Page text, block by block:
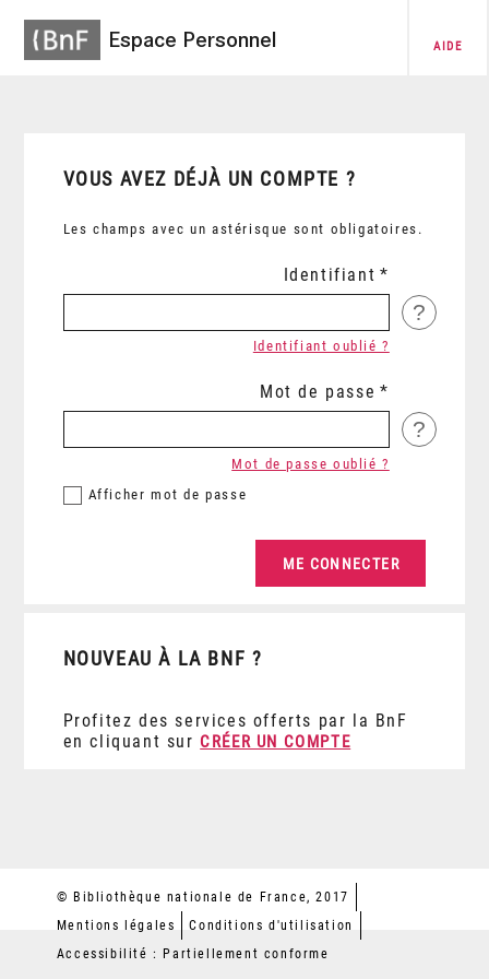
Espace Personnel AIDE
VOUS AVEZ DÉJÀ UN COMPTE ?
Les champs avec un astérisque sont obligatoires.
Identifiant
?
Identifiant oublié ?
Mot de passe
?
Afficher mot de passe
Mot de passe oublié ?
NOUVEAU À LA BNF ?
Profitez des services offerts par la BnF
en cliquant sur CRÉER UN COMPTE
© Bibliothèque nationale de France, 2017
Mentions légales
Conditions d'utilisation
Accessibilité : Partiellement conforme